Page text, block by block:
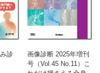
診
画像診断 2025年増刊
号（Vol.45 No.11）こ